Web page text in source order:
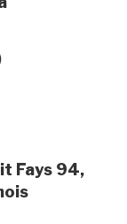
Fays 94,